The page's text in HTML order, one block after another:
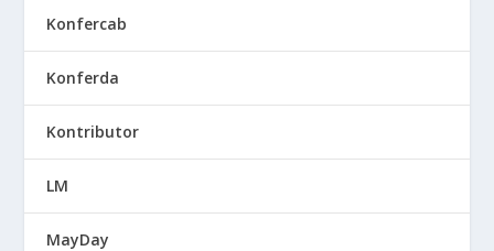
Konfercab
Konferda
Kontributor
LM
MayDay